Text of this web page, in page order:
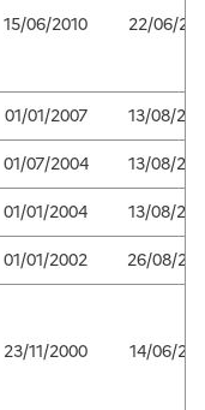
15/06/2010 22/06/
01/01/2007
13/08/
01/07/2004
13/08/
01/01/2004
13/08/
01/01/2002 26/08/
23/11/2000 14/06/